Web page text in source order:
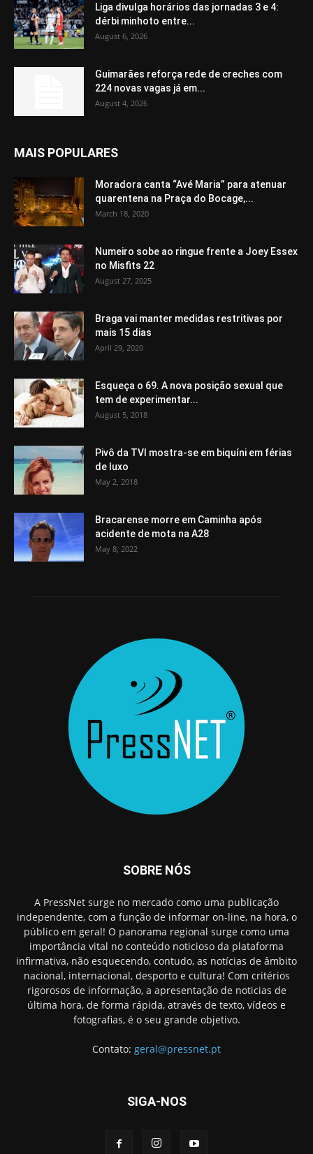
Liga divulga horários das jornadas 3 e 4:
dérbi minhoto entre...
August 6, 2026
Guimarães reforça rede de creches com
224 novas vagas já em...
August 4, 2026
MAIS POPULARES
Moradora canta “Avé Maria” para atenuar
quarentena na Praça do Bocage,...
March 18, 2020
Numeiro sobe ao ringue frente a Joey Essex
no Misfits 22
August 27, 2025
Braga vai manter medidas restritivas por
mais 15 dias
April 29, 2020
Esqueça o 69. A nova posição sexual que
tem de experimentar...
August 5, 2018
Pivô da TVI mostra-se em biquíni em férias
de luxo
May 2, 2018
Bracarense morre em Caminha após
acidente de mota na A28
May 8, 2022
SOBRE NÓS
A PressNet surge no mercado como uma publicação
independente, com a função de informar on-line, na hora, o
público em geral! O panorama regional surge como uma
importância vital no conteúdo noticioso da plataforma
infirmativa, não esquecendo, contudo, as notícias de âmbito
nacional, internacional, desporto e cultura! Com critérios
rigorosos de informação, a apresentação de noticias de
última hora, de forma rápida, através de texto, vídeos e
fotografias, é o seu grande objetivo.
Contato: geral@pressnet.pt
SIGA-NOS